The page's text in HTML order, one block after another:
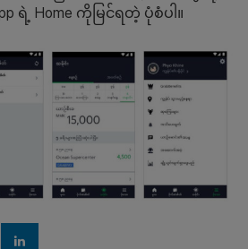
ရဲ့ Home ကိုမြင်ရတဲ့ ပုံစံပါ။